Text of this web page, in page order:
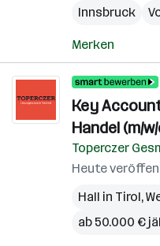
Innsbruck
Merken
Key
Handel (m/
Toperczer
Heute
Hall in Tirol,
ab 50.000 €